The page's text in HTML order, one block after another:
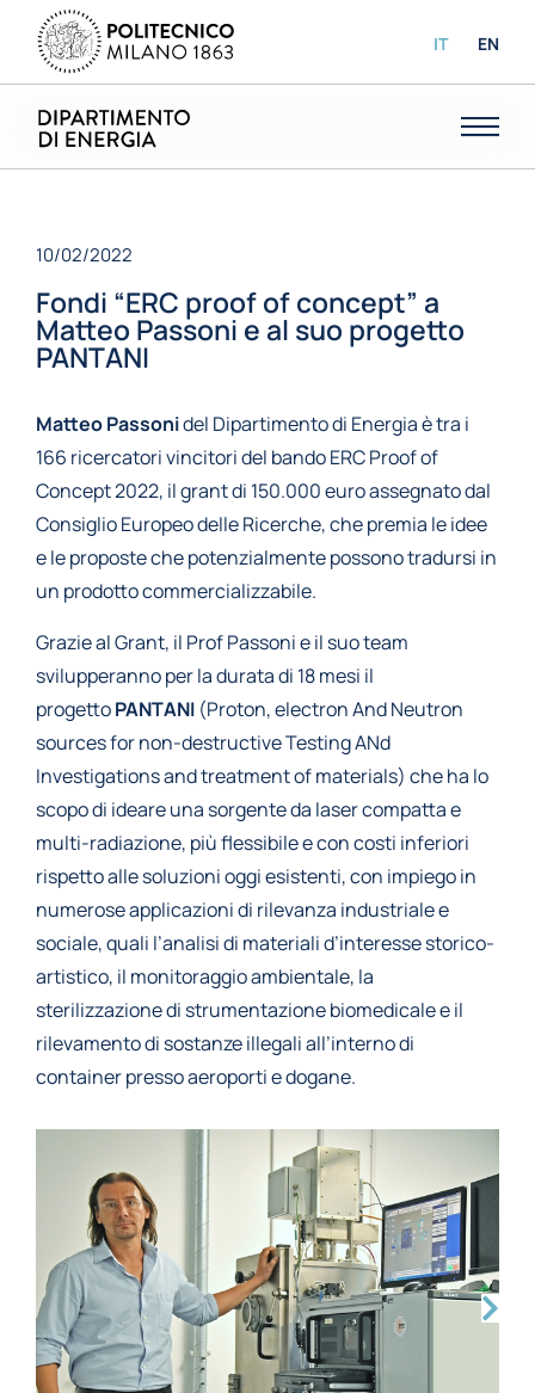
IT EN
10/02/2022
Fondi “ERC proof of concept” a
Matteo Passoni e al suo progetto
PANTANI
Matteo Passonidel Dipartimento di Energia è tra i
166 ricercatori vincitori del bando ERC Proof of
Concept 2022, il grant di 150.000 euro assegnato dal
Consiglio Europeo delle Ricerche, che premia le idee
e le proposte che potenzialmente possono tradursi in
un prodotto commercializzabile.
Grazie al Grant, il Prof Passoni e il suo team
svilupperanno per la durata di 18 mesi il
progettoPANTANI (Proton, electron And Neutron
sources for non-destructive Testing ANd
Investigations and treatment of materials) che ha lo
scopo di ideare una sorgente da laser compatta e
multi-radiazione, più flessibile e con costi inferiori
rispetto alle soluzioni oggi esistenti, con impiego in
numerose applicazioni di rilevanza industriale e
sociale, quali l’analisi di materiali d’interesse storico-
artistico, il monitoraggio ambientale, la
sterilizzazione di strumentazione biomedicale e il
rilevamento di sostanze illegali all’interno di
container presso aeroporti e dogane.